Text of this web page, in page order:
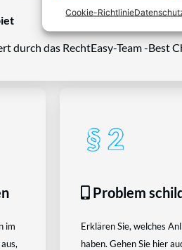
Cookie-Richtlinie
durch das RechtEasy-Team -Best
im
Problem
Erklären Sie, welches
haben. Gehen Sie hier